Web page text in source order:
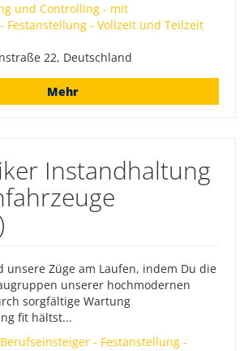
und Controlling - mit
Festanstellung - Vollzeit und Teilzeit
22, Deutschland
Mehr
Instandhaltung
unsere Züge am Laufen, indem Du die
unserer hochmodernen
sorgfältige Wartung
fit hältst...
- Festanstellung -